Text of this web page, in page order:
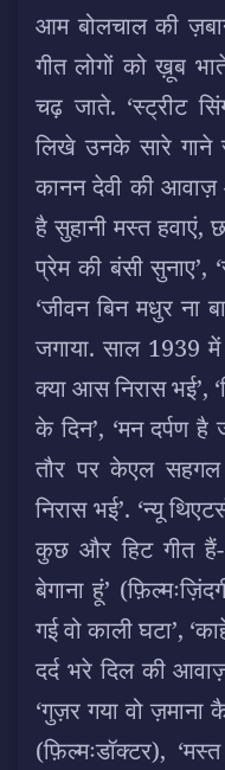
आम बोलचाल की
गीत लोगों को ख़ूब
चढ़ जाते. ‘स्ट्रीट
लिखे उनके सारे
कानन देवी की
है सुहानी मस्त हवाएं,
प्रेम की बंसी सुनाए’,
‘जीवन बिन मधुर ना
जगाया. साल 1939
क्या आस निरास
के दिन’, ‘मन दर्पण
तौर पर केएल
निरास भई’. ‘न्यू
कुछ और हिट गीत हैं-
बेगाना हूं’
गई वो काली घटा’,
दर्द भरे दिल की
‘गुज़र गया वो ज़माना
(फ़िल्मःडॉक्टर),